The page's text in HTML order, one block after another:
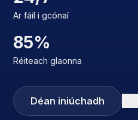
Ar fáil i gcónaí
85%
Réiteach glaonna
Déan iniúchadh